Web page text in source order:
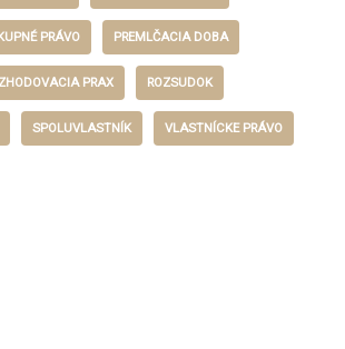
PRÁVO PREMLČACIA DOBA
PRAX ROZSUDOK
SPOLUVLASTNÍK VLASTNÍCKE PRÁVO